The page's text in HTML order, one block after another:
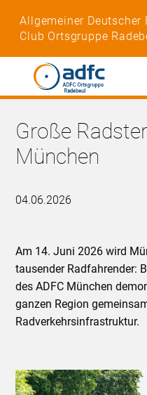
Allgemeiner Deutscher
Club Ortsgruppe
Große
München
04.06.2026
Am 14. Juni 2026 wird
tausender Radfahrender:
des ADFC München
ganzen Region
Radverkehrsinfrastruktur.